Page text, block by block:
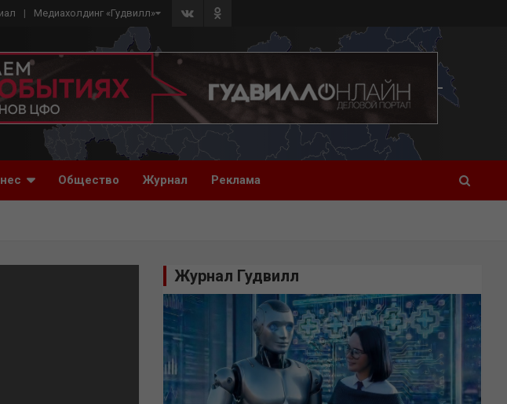
Медиахолдинг «Гудвилл»
Общество Журнал Реклама
Журнал Гудвилл